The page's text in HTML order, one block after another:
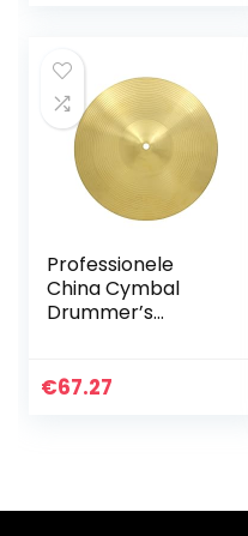
Professionele
China Cymbal
Drummer’s
Handgemaakte
€67.27